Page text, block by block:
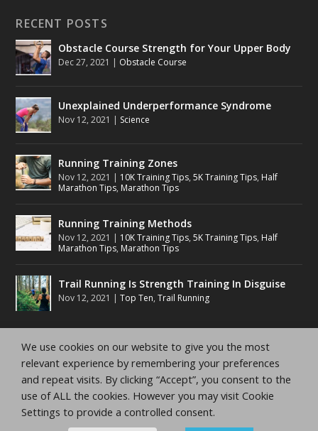
RECENT POSTS
Obstacle Course Strength for Your Upper Body
Dec 27, 2021 | Obstacle Course
Unexplained Underperformance Syndrome
Nov 12, 2021 | Science
Running Training Zones
Nov 12, 2021 | 10K Training Tips,5K Training Tips, Half
Marathon Tips, Marathon Tips
Running Training Methods
Nov 12, 2021 | 10K Training Tips,5K Training Tips, Half
Marathon Tips, Marathon Tips
Trail Running Is Strength Training In Disguise
Nov 12, 2021 |Top Ten,Trail Running
Copyright Running Planet Inc.Privacy Policy
Terms
and Conditions
Disclaimer
admin@runningplanetjournal.com
We use cookies on our website to give you the most
relevant experience by remembering your preferences
and repeat visits. By clicking “Accept”, you consent to the
use of ALL the cookies. However you may visit Cookie
Settings to provide a controlled consent.